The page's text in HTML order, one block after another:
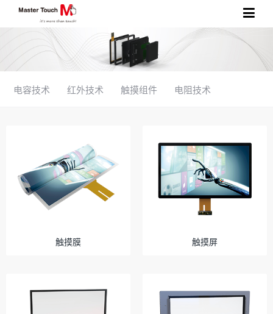
电容技术 红外技术 触摸组件 电阻技术
触摸膜 触摸屏